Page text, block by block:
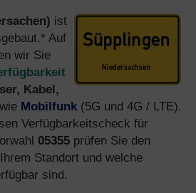
ist
Auf
wir Sie
Kabel,
Mobilfunk (5G und 4G / LTE).
Verfügbarkeitscheck für
05355 prüfen Sie den
Standort und welche
sind.